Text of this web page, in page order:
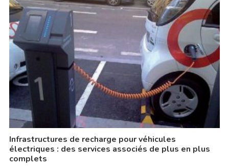
Infrastructures de recharge pour véhicules
électriques : des services associés de plus en plus
complets